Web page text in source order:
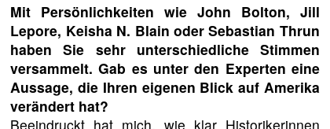
Mit Persönlichkeiten wie John Bolton, Jill
Lepore, Keisha N. Blain oder Sebastian Thrun
haben Sie sehr unterschiedliche Stimmen
versammelt. Gab es unter den Experten eine
Aussage, die Ihren eigenen Blick auf Amerika
verändert hat?
Beeindruckt hat mich, wie klar Historikerinnen